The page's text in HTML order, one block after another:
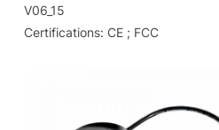
V06_15
Certifications: CE ; FCC